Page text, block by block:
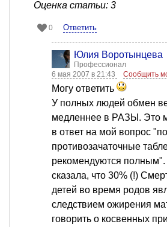
Оценка статьи: 3
0 Ответить
Юлия Воротынцева
Профессионал
6 мая 2007 в 21:43
Сообщить
Могу ответить
У полных людей обмен
медленнее в РАЗЫ. Это
в ответ на мой вопрос
противозачаточные
рекомендуются
сказала, что 30% (!)
детей во время родов
следствием ожирения
говорить о косвенных